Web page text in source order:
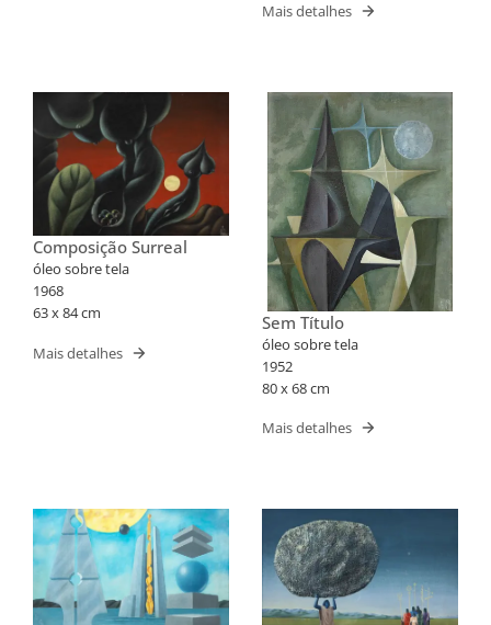
Mais detalhes
Composição Surreal
óleo sobre tela
1968
63 x 84 cm
Mais detalhes
Sem Título
óleo sobre tela
1952
80 x 68 cm
Mais detalhes